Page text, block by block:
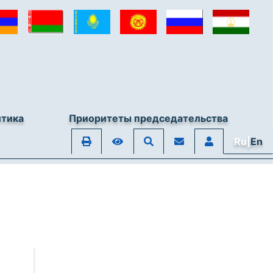
Приоритеты председательства
Ru|En